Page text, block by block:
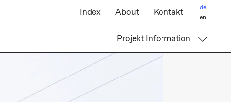
Index About Kontakt
de
en
Projekt Information